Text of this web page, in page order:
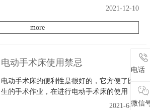
电话
微信
查询处于切断和体腔中纷歧样深度、巨细、
外，还需求光照度均匀、光质好，可以更好
区域别血液与人体别的安排、脏器的色差。
不散宣布过量的热，因为过热会使手术者不
适，也会使处在外科手术区域中的安排单
调。
2021-12-10
more
电动手术床使用禁忌
电动手术床​的便利性是很好的，它方便了医
生的手术作业，在进行电动手术床的使用
时，有一些电动手术床使用禁忌，希望大家
2021-6-18
电话
微信